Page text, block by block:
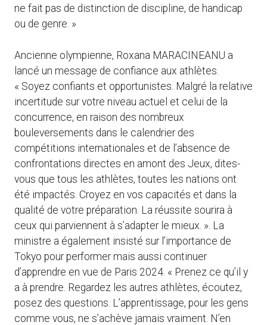
ne fait pas de distinction de discipline, de handicap
ou de genre. »
Ancienne olympienne, Roxana MARACINEANU a
lancé un message de confiance aux athlètes.
« Soyez confiants et opportunistes. Malgré la relative
incertitude sur votre niveau actuel et celui de la
concurrence, en raison des nombreux
bouleversements dans le calendrier des
compétitions internationales et de l’absence de
confrontations directes en amont des Jeux, dites-
vous que tous les athlètes, toutes les nations ont
été impactés. Croyez en vos capacités et dans la
qualité de votre préparation. La réussite sourira à
ceux qui parviennent à s’adapter le mieux. ». La
ministre a également insisté sur l’importance de
Tokyo pour performer mais aussi continuer
d’apprendre en vue de Paris 2024. « Prenez ce qu’il y
a à prendre. Regardez les autres athlètes, écoutez,
posez des questions. L’apprentissage, pour les gens
comme vous, ne s’achève jamais vraiment. N’en